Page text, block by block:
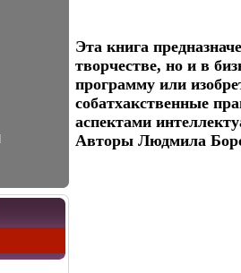
Эта книга
творчестве, но и в
программу или
собатхакственные
аспектами
Авторы Людмила